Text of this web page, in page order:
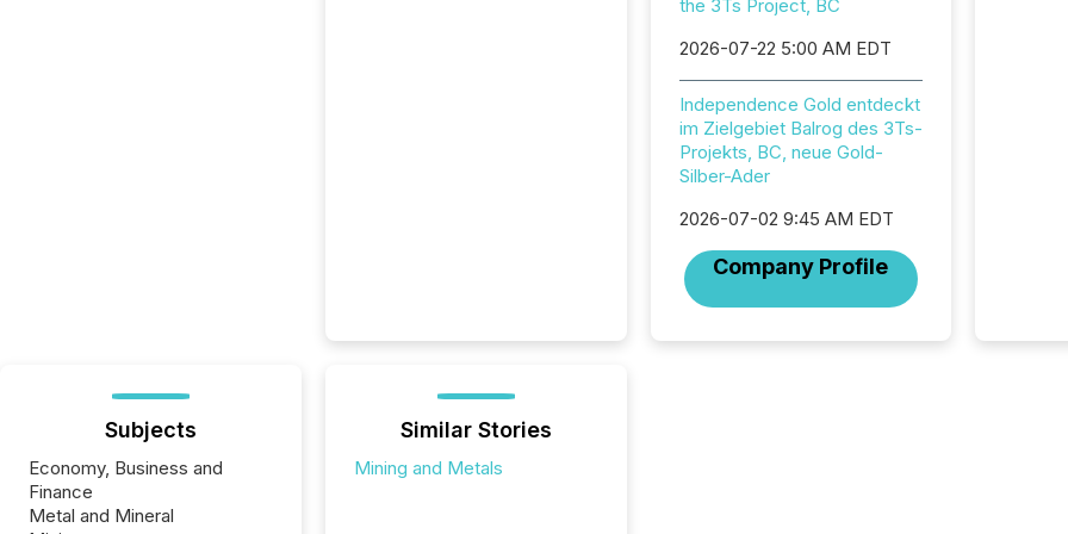
the 3Ts Project, BC
2026-07-22 5:00 AM EDT
Independence Gold entdeckt
im Zielgebiet Balrog des 3Ts-
Projekts, BC, neue Gold-
Silber-Ader
2026-07-02 9:45 AM EDT
Company Profile
Subjects
Economy, Business and
Finance
Metal and Mineral
Similar Stories
Mining and Metals